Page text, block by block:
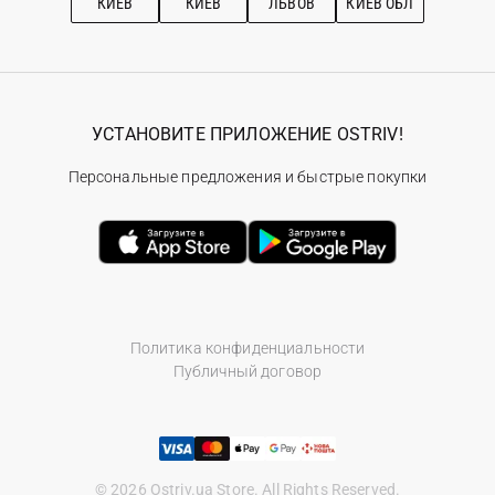
Политика конфиденциальности
Публичный договор
© 2026 Ostriv.ua Store. All Rights Reserved.
УСТАНОВИТЕ ПРИЛОЖЕНИЕ OSTRIV!
Персональные предложения и быстрые покупки